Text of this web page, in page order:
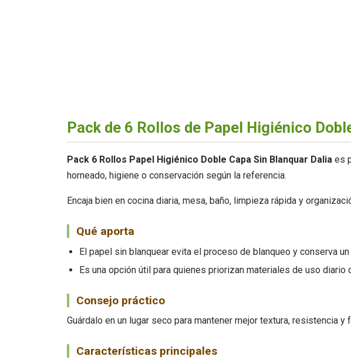
Pack de 6 Rollos de Papel Higiénico
Pack 6 Rollos Papel Higiénico Doble Capa Sin Blanquar Dalia es
horneado, higiene o conservación según la referencia.
Encaja bien en cocina diaria, mesa, baño, limpieza rápida y
Qué aporta
El papel sin blanquear evita el proceso de blanqueo y conserva un
Es una opción útil para quienes priorizan materiales de uso diario
Consejo práctico
Guárdalo en un lugar seco para mantener mejor textura, resistencia y
Características principales